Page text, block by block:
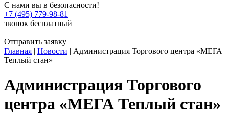
С нами вы в безопасности!
+7 (495) 779-98-81
звонок бесплатный
Отправить заявку
Главная | Новости | Администрация Торгового центра «МЕГА
Теплый стан»
Администрация Торгового
центра «МЕГА Теплый стан»